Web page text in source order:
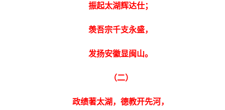
振起太湖辉达仕；
羡吾宗千支永盛，
发扬安徽显闽山。
（二）
政绩著太湖，德教开先河，